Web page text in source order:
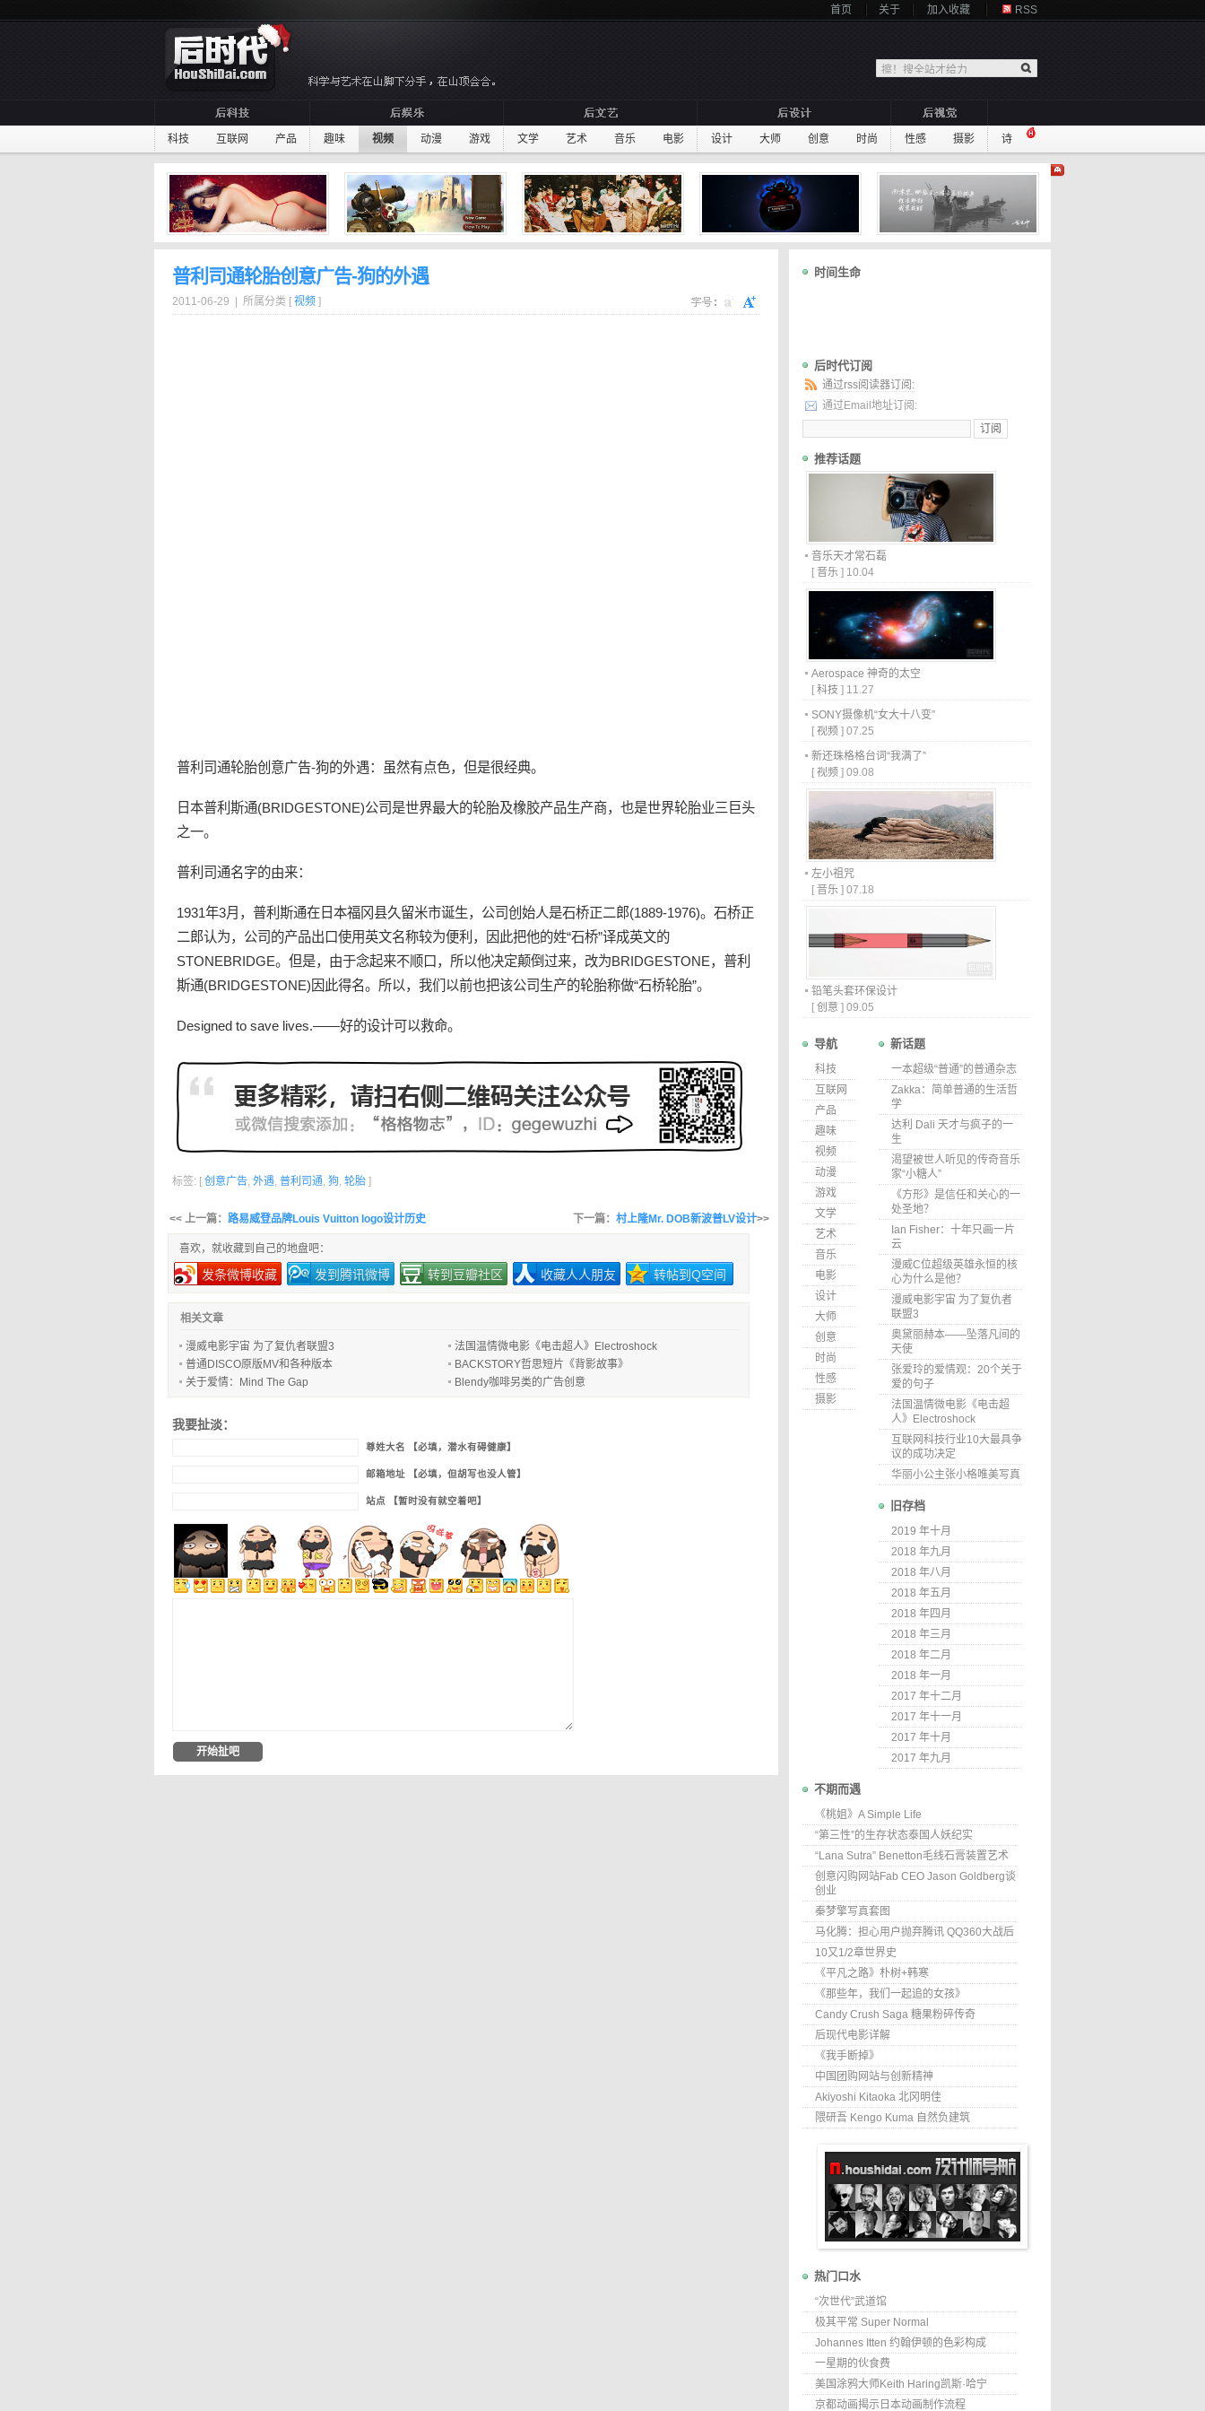
首页 关于 加入收藏 RSS
科技 互联网 产品 趣味 视频 动漫 游戏 文学 艺术 音乐 电影 设计 大师 创意 时尚 性感 摄影 诗
普利司通轮胎创意广告-狗的外遇
2011-06-29 | 所属分类 [ 视频 ]
普利司通轮胎创意广告-狗的外遇：虽然有点色，但是很经典。
日本普利斯通(BRIDGESTONE)公司是世界最大的轮胎及橡胶产品生产商，也是世界轮胎业三巨头
之一。
普利司通名字的由来：
1931年3月，普利斯通在日本福冈县久留米市诞生，公司创始人是石桥正二郎(1889-1976)。石桥正
二郎认为，公司的产品出口使用英文名称较为便利，因此把他的姓“石桥”译成英文的
STONEBRIDGE。但是，由于念起来不顺口，所以他决定颠倒过来，改为BRIDGESTONE，普利
斯通(BRIDGESTONE)因此得名。所以，我们以前也把该公司生产的轮胎称做“石桥轮胎”。
Designed to save lives.——好的设计可以救命。
标签: [ 创意广告, 外遇, 普利司通, 狗, 轮胎 ]
<< 上一篇： 路易威登品牌Louis Vuitton logo设计历史 下一篇： 村上隆Mr. DOB新波普LV设计>>
喜欢，就收藏到自己的地盘吧：
发条微博收藏 发到腾讯微博 转到豆瓣社区 收藏人人朋友 转帖到Q空间
相关文章
漫威电影宇宙 为了复仇者联盟3
法国温情微电影《电击超人》Electroshock
普通DISCO原版MV和各种版本
BACKSTORY哲思短片《背影故事》
关于爱情：Mind The Gap
Blendy咖啡另类的广告创意
我要扯淡：
尊姓大名 【必填，潜水有碍健康】
邮箱地址 【必填，但胡写也没人管】
站点 【暂时没有就空着吧】
时间生命
后时代订阅
通过rss阅读器订阅:
通过Email地址订阅:
推荐话题
音乐天才常石磊
[ 音乐 ] 10.04
Aerospace 神奇的太空
[ 科技 ] 11.27
SONY摄像机“女大十八变”
[ 视频 ] 07.25
新还珠格格台词“我满了”
[ 视频 ] 09.08
左小祖咒
[ 音乐 ] 07.18
铅笔头套环保设计
[ 创意 ] 09.05
导航
科技
互联网
产品
趣味
视频
动漫
游戏
文学
艺术
音乐
电影
设计
大师
创意
时尚
性感
摄影
新话题
一本超级“普通”的普通杂志
Zakka：简单普通的生活哲
学
达利 Dali 天才与疯子的一
生
渴望被世人听见的传奇音乐
家“小糖人”
《方形》是信任和关心的一
处圣地？
Ian Fisher：十年只画一片
云
漫威C位超级英雄永恒的核
心为什么是他？
漫威电影宇宙 为了复仇者
联盟3
奥黛丽赫本——坠落凡间的
天使
张爱玲的爱情观：20个关于
爱的句子
法国温情微电影《电击超
人》Electroshock
互联网科技行业10大最具争
议的成功决定
华丽小公主张小格唯美写真
旧存档
2019 年十月
2018 年九月
2018 年八月
2018 年五月
2018 年四月
2018 年三月
2018 年二月
2018 年一月
2017 年十二月
2017 年十一月
2017 年十月
2017 年九月
不期而遇
《桃姐》A Simple Life
“第三性”的生存状态泰国人妖纪实
“Lana Sutra” Benetton毛线石膏装置艺术
创意闪购网站Fab CEO Jason Goldberg谈
创业
秦梦擎写真套图
马化腾：担心用户抛弃腾讯 QQ360大战后
10又1/2章世界史
《平凡之路》朴树+韩寒
《那些年，我们一起追的女孩》
Candy Crush Saga 糖果粉碎传奇
后现代电影详解
《我手断掉》
中国团购网站与创新精神
Akiyoshi Kitaoka 北冈明佳
隈研吾 Kengo Kuma 自然负建筑
热门口水
“次世代”武道馆
极其平常 Super Normal
Johannes Itten 约翰伊顿的色彩构成
一星期的伙食费
美国涂鸦大师Keith Haring凯斯·哈宁
京都动画揭示日本动画制作流程